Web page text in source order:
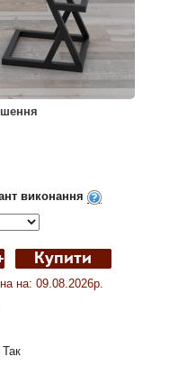
виконання
на: 09.08.2026р.
Так